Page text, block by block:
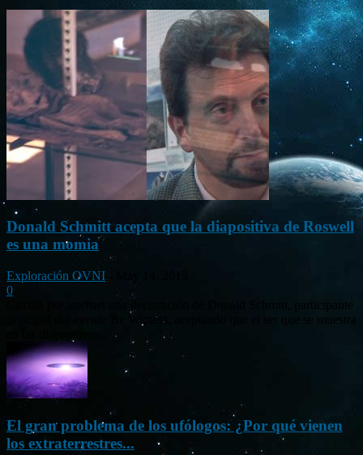
Donald Schmitt acepta que la diapositiva de Roswell
es una momia
Exploración OVNI
0
principal del evento Be Witness, aceptando que el ser que se muestra
El gran problema de los ufólogos: ¿Por qué vienen
los extraterrestres...